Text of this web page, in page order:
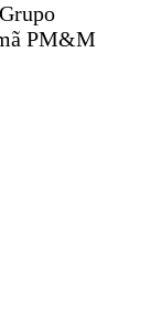
Grupo
PM&M